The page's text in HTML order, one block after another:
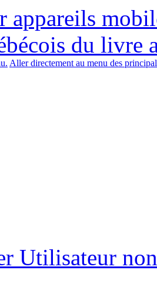
appareils
du livre
Aller directement au menu des
Utilisateur